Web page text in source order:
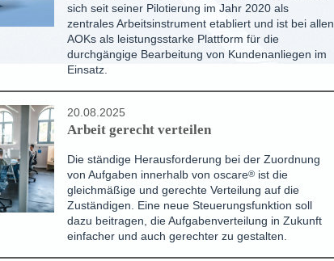
sich seit seiner Pilotierung im Jahr 2020 als
zentrales Arbeitsinstrument etabliert und ist bei allen
AOKs als leistungsstarke Plattform für die
durchgängige Bearbeitung von Kundenanliegen im
Einsatz.
20.08.2025
Arbeit gerecht verteilen
Die ständige Herausforderung bei der Zuordnung
von Aufgaben innerhalb von oscare® ist die
gleichmäßige und gerechte Verteilung auf die
Zuständigen. Eine neue Steuerungsfunktion soll
dazu beitragen, die Aufgabenverteilung in Zukunft
einfacher und auch gerechter zu gestalten.